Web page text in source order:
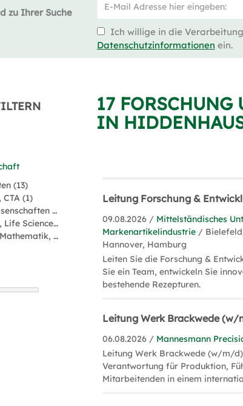
zu Ihrer Suche
Ich willige in die
Datenschutzinformationen ein.
(13)
(1)
Geistes- und Sozialwissenschaften (1)
Lebenswissenschaften, Life Sciences (1)
Naturwissenschaften, Mathematik, Informatik (1)
17
IN
Leitung Forschung &
09.08.2026 / Mittelständisches
Markenartikelindustrie /
Hannover, Hamburg
Leiten Sie die Forschung &
Sie ein Team, entwickeln Sie
bestehende Rezepturen.
Leitung Werk Brackwede
06.08.2026 / Mannesmann
Leitung Werk Brackwede (w/m/
Verantwortung für Produktion,
Mitarbeitenden in einem